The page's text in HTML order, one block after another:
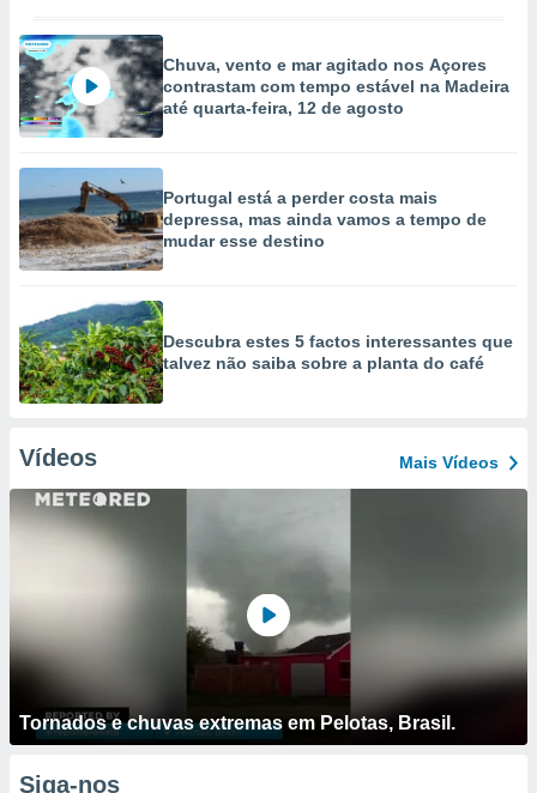
Chuva, vento e mar agitado nos Açores
contrastam com tempo estável na Madeira
até quarta-feira, 12 de agosto
Portugal está a perder costa mais
depressa, mas ainda vamos a tempo de
mudar esse destino
Descubra estes 5 factos interessantes que
talvez não saiba sobre a planta do café
Vídeos Mais Vídeos
Tornados e chuvas extremas em Pelotas, Brasil.
Siga-nos